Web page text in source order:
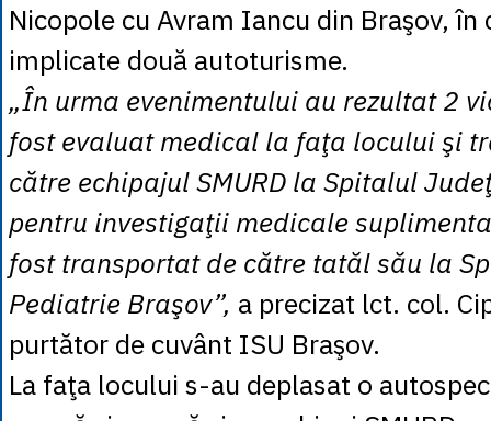
1 RUB= 0.0530
1 SEK= 0.4526
1 XDR= 5.9383
1 ZAR = 0.2318
Nicopole cu Avram Iancu din Braşov, în
implicate două autoturisme.
„În urma evenimentului au rezultat 2
fost evaluat medical la faţa locului şi
către echipajul SMURD la Spitalul
pentru investigaţii medicale
fost transportat de către tatăl său la
Pediatrie Braşov”, a precizat lct. col.
purtător de cuvânt ISU Braşov.
La faţa locului s-au deplasat o